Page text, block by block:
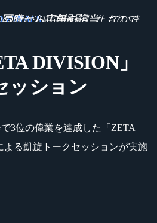
真は2016年の『
FINALS
』で撮影したものです。岸大河さんはこの時から実況を担当していました。
DIVISION」
ッション
3位の偉業を達成した「ZETA
る凱旋トークセッションが実施